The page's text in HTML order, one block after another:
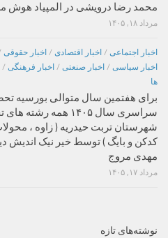
محمد رضا درویشی در المپیاد هوش
مرداد ۱۸, ۱۴۰۵
اخبار اجتماعی / اخبار اقتصادی / اخبار حقوقی
اخبار سیاسی / اخبار صنعتی / اخبار فرهنگی /
ها
برای هفتمین سال متوالی بورسیه
سراسری سال ۱۴۰۵ همه
شهرستان تربت حیدریه ( زاوه ،
کدکن و بایگ ) توسط خیر نیک اندیش
مهدی مروج
مرداد ۱۷, ۱۴۰۵
نوشته‌های تازه